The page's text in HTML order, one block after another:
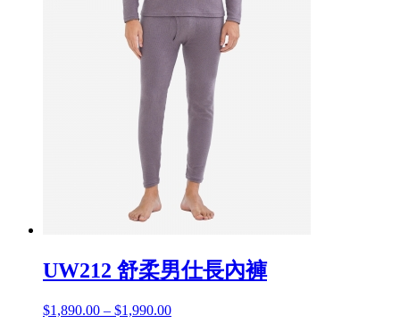
UW212 舒柔男仕長內褲
$1,890.00 – $1,990.00價